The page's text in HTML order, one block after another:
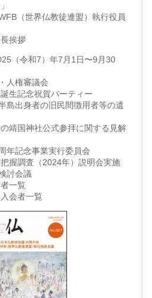
界仏教徒連盟）執行役員
拶
（令和7）年7月1日〜9月30
人権審議会
生記念祝賀パーティー
島出身者の旧民間徴用者等の遺
靖国神社公式参拝に関する見解
年記念事業実行委員会
握調査（2024年）説明会実施
討会議
一覧
会者一覧